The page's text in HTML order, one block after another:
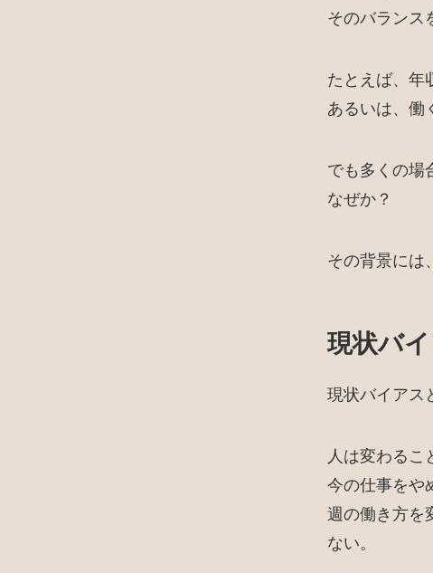
そのバランス
たとえば、年
あるいは、働
でも多くの場
なぜか？
その背景には、
現状バ
現状バイアス
人は変わるこ
今の仕事をや
週の働き方を
ない。